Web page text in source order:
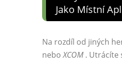
Jako Místní
Na rozdíl od jiných
neboXCOM. Utrácíte